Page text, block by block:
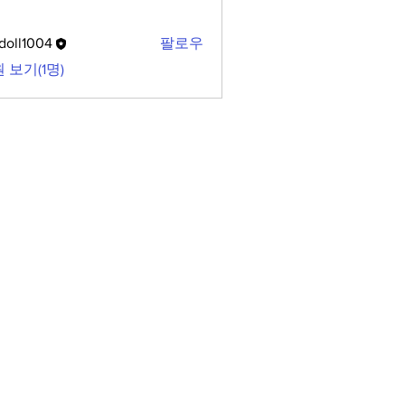
팔로우
보기(1명)